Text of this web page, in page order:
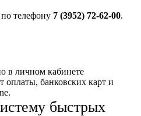
телефону 7 (3952) 72-62-00.
в личном кабинете
оплаты, банковских карт и
быстрых